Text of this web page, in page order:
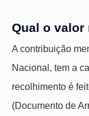
Qual o valor
A contribuição
Nacional, tem a
recolhimento é
(Documento de